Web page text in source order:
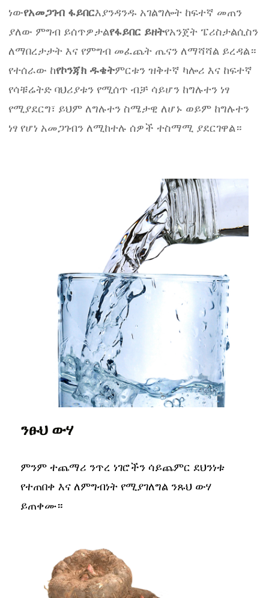
ነውየአመጋገብ ፋይበርእያንዳንዱ አገልግሎት ከፍተኛ መጠን
ያለው ምግብ ይሰጥዎታልየፋይበር ይዘትየአንጀት ፔሪስታልሲስን
ለማበረታታት እና የምግብ መፈጨት ጤናን ለማሻሻል ይረዳል።
የተሰራው ከየኮንጃክ ዱቄትምርቱን ዝቅተኛ ካሎሪ እና ከፍተኛ
የሳቹሬትድ ባህሪያቱን የሚሰጥ ብቻ ሳይሆን ከግሉተን ነፃ
የሚያደርግ፣ ይህም ለግሉተን ስሜታዊ ለሆኑ ወይም ከግሉተን
ነፃ የሆነ አመጋገብን ለሚከተሉ ሰዎች ተስማሚ ያደርገዋል።
ንፁህ ውሃ
ምንም ተጨማሪ ንጥረ ነገሮችን ሳይጨምር ደህንነቱ
የተጠበቀ እና ለምግብነት የሚያገለግል ንጹህ ውሃ
ይጠቀሙ።